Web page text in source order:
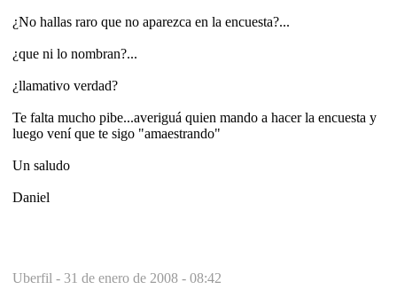
¿No hallas raro que no aparezca en la encuesta?...
¿que ni lo nombran?...
¿llamativo verdad?
Te falta mucho pibe...averiguá quien mando a hacer la encuesta y
luego vení que te sigo "amaestrando"
Un saludo
Daniel
Uberfil - 31 de enero de 2008 - 08:42